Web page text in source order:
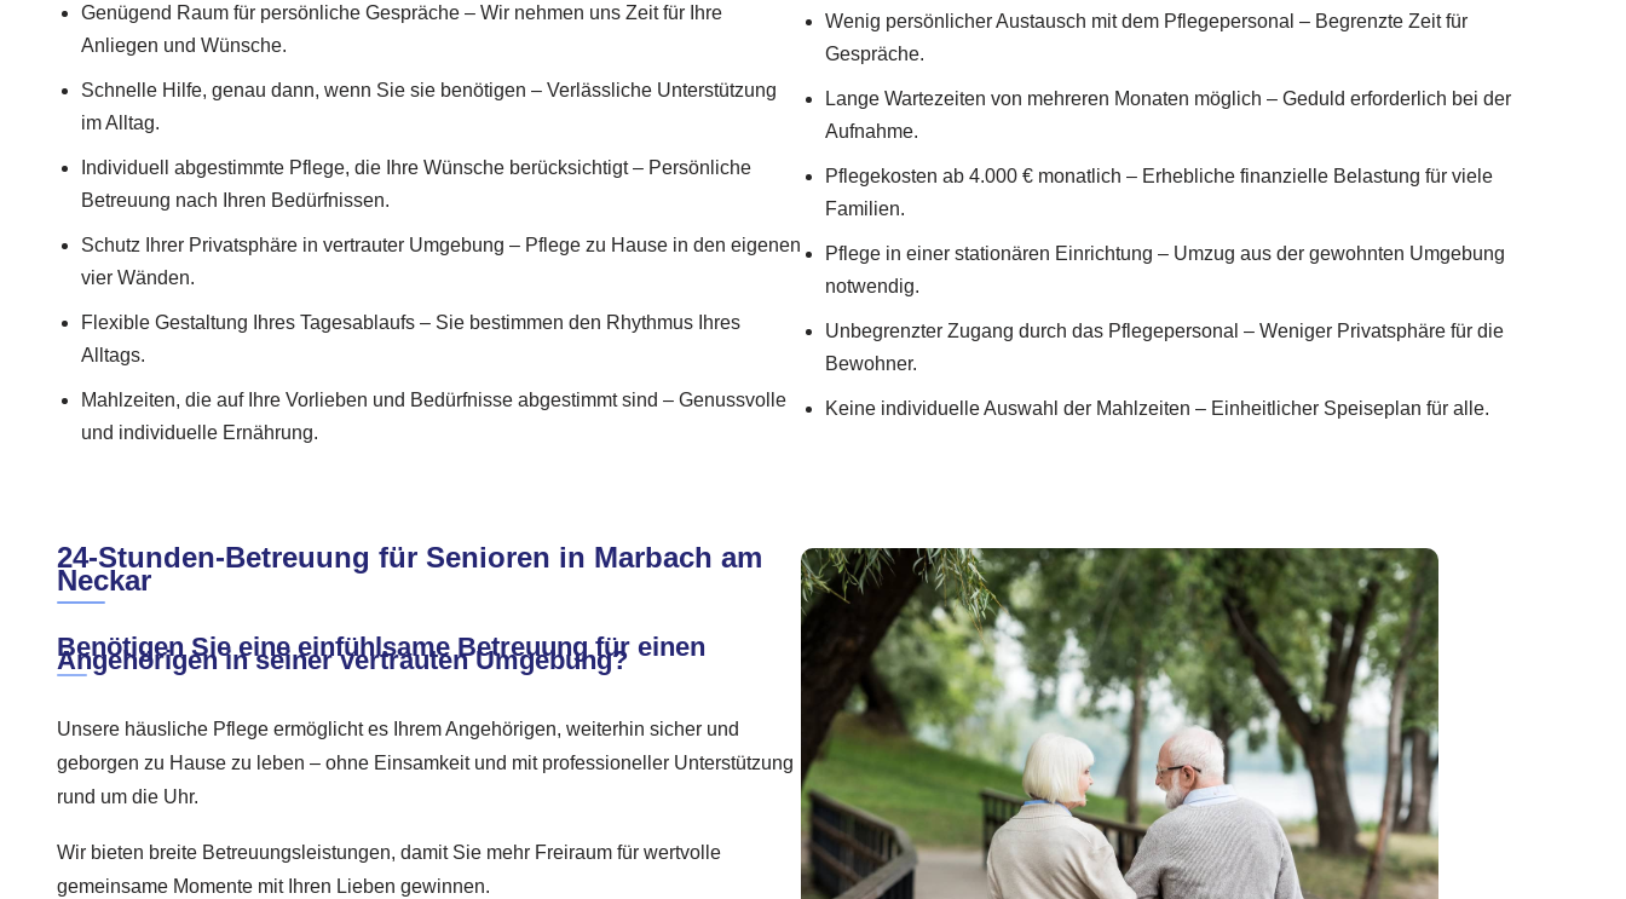
Genügend Raum für persönliche Gespräche – Wir nehmen uns Zeit für Ihre
Anliegen und Wünsche.
Schnelle Hilfe, genau dann, wenn Sie sie benötigen – Verlässliche Unterstützung
im Alltag.
Individuell abgestimmte Pflege, die Ihre Wünsche berücksichtigt – Persönliche
Betreuung nach Ihren Bedürfnissen.
Schutz Ihrer Privatsphäre in vertrauter Umgebung – Pflege zu Hause in den eigenen
vier Wänden.
Flexible Gestaltung Ihres Tagesablaufs – Sie bestimmen den Rhythmus Ihres
Alltags.
Mahlzeiten, die auf Ihre Vorlieben und Bedürfnisse abgestimmt sind – Genussvolle
und individuelle Ernährung.
Wenig persönlicher Austausch mit dem Pflegepersonal – Begrenzte Zeit für
Gespräche.
Lange Wartezeiten von mehreren Monaten möglich – Geduld erforderlich bei der
Aufnahme.
Pflegekosten ab 4.000 € monatlich – Erhebliche finanzielle Belastung für viele
Familien.
Pflege in einer stationären Einrichtung – Umzug aus der gewohnten Umgebung
notwendig.
Unbegrenzter Zugang durch das Pflegepersonal – Weniger Privatsphäre für die
Bewohner.
Keine individuelle Auswahl der Mahlzeiten – Einheitlicher Speiseplan für alle.
24-Stunden-Betreuung für Senioren in Marbach am
Neckar
Benötigen Sie eine einfühlsame Betreuung für einen
Angehörigen in seiner vertrauten Umgebung?
Unsere häusliche Pflege ermöglicht es Ihrem Angehörigen, weiterhin sicher und
geborgen zu Hause zu leben – ohne Einsamkeit und mit professioneller Unterstützung
rund um die Uhr.
Wir bieten breite Betreuungsleistungen, damit Sie mehr Freiraum für wertvolle
gemeinsame Momente mit Ihren Lieben gewinnen.